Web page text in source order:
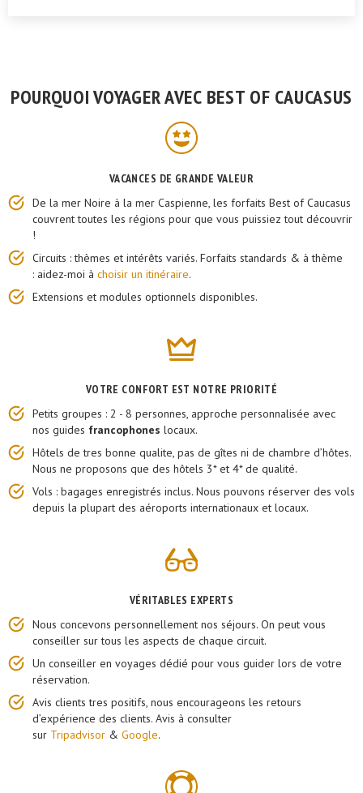
POURQUOI VOYAGER AVEC BEST OF CAUCASUS
VACANCES DE GRANDE VALEUR
De la mer Noire à la mer Caspienne, les forfaits Best of Caucasus
couvrent toutes les régions pour que vous puissiez tout découvrir
!
Circuits : thèmes et intérêts variés. Forfaits standards & à thème
: aidez-moi à choisir un itinéraire.
Extensions et modules optionnels disponibles.
VOTRE CONFORT EST NOTRE PRIORITÉ
Petits groupes : 2 - 8 personnes, approche personnalisée avec
nos guides francophones locaux.
Hôtels de tres bonne qualite, pas de gîtes ni de chambre d’hôtes.
Nous ne proposons que des hôtels 3* et 4* de qualité.
Vols : bagages enregistrés inclus. Nous pouvons réserver des vols
depuis la plupart des aéroports internationaux et locaux.
VÉRITABLES EXPERTS
Nous concevons personnellement nos séjours. On peut vous
conseiller sur tous les aspects de chaque circuit.
​Un conseiller en voyages dédié pour vous guider lors de votre
réservation.
Avis clients tres positifs, nous encourageons les retours
d’expérience des clients. Avis à consulter
sur Tripadvisor & Google.